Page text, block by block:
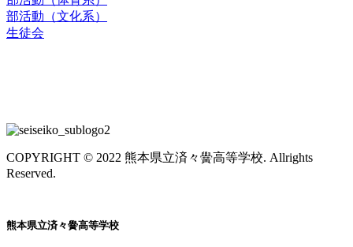
部活動（文化系）
生徒会
COPYRIGHT © 2022 熊本県立済々黌高等学校. Allrights
Reserved.
熊本県立済々黌高等学校